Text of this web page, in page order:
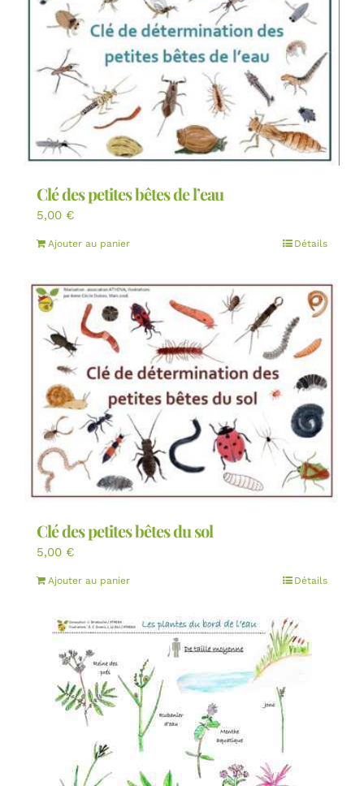
Clé des petites bêtes de l’eau
5,00 €
Ajouter au panier Détails
Clé des petites bêtes du sol
5,00 €
Ajouter au panier Détails